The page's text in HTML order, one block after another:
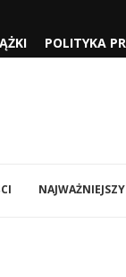
POLITYKA